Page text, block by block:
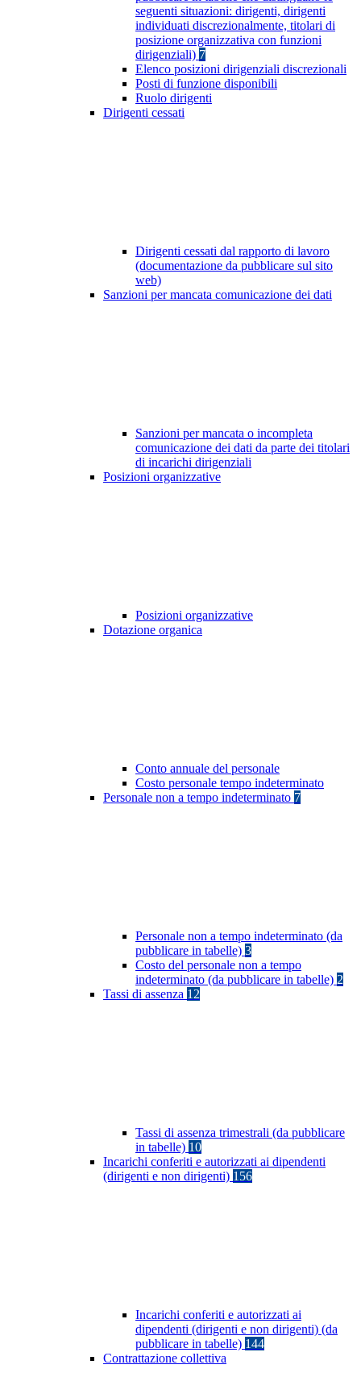
seguenti situazioni: dirigenti, dirigenti
individuati discrezionalmente, titolari di
posizione organizzativa con funzioni
dirigenziali) 7
Elenco posizioni dirigenziali discrezionali
Posti di funzione disponibili
Ruolo dirigenti
Dirigenti cessati
Dirigenti cessati dal rapporto di lavoro
(documentazione da pubblicare sul sito
web)
Sanzioni per mancata comunicazione dei dati
Sanzioni per mancata o incompleta
comunicazione dei dati da parte dei titolari
di incarichi dirigenziali
Posizioni organizzative
Posizioni organizzative
Dotazione organica
Conto annuale del personale
Costo personale tempo indeterminato
Personale non a tempo indeterminato 7
Personale non a tempo indeterminato (da
pubblicare in tabelle) 3
Costo del personale non a tempo
indeterminato (da pubblicare in tabelle) 2
Tassi di assenza 12
Tassi di assenza trimestrali (da pubblicare
in tabelle) 10
Incarichi conferiti e autorizzati ai dipendenti
(dirigenti e non dirigenti) 156
Incarichi conferiti e autorizzati ai
dipendenti (dirigenti e non dirigenti) (da
pubblicare in tabelle) 144
Contrattazione collettiva